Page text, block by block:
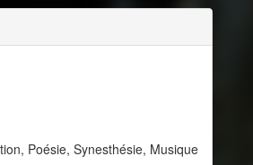
Poésie, Synesthésie, Musique